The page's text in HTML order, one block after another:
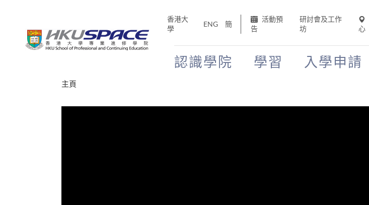
香港大
學
ENG 簡
活動預
告
研討會及工作
坊
心
認識學院 學習 入學申請
主頁